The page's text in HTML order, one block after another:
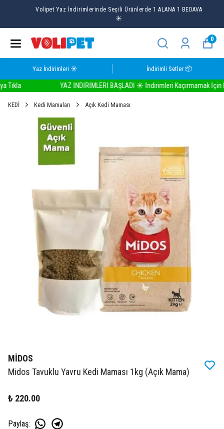
Volipet Yaz İndirimlerinde Seçili Ürünlerde 1 ALANA 1 BEDAVA
0
Yaz İndirimleri ☀️ İndirimli Setler 📦
YAZ İNDİRİMLERİ BAŞLADI ☀️ İndirimleri Kaçırmamak İçin
KEDİ Kedi Mamaları Açık Kedi Maması
MİDOS
Midos Tavuklu Yavru Kedi Maması 1kg (Açık Mama)
₺ 220.00
Paylaş: